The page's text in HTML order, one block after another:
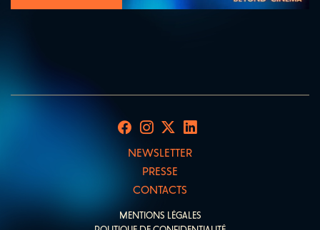
NEWSLETTER
PRESSE
CONTACTS
MENTIONS LÉGALES